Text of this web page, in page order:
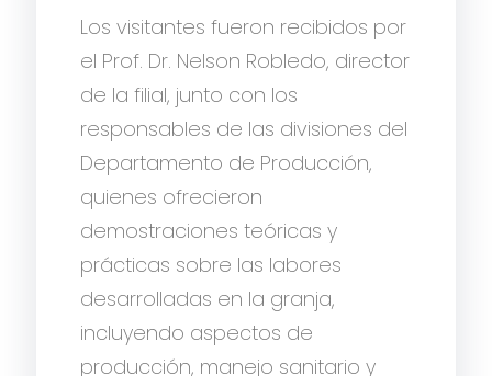
Los visitantes fueron recibidos por
el Prof. Dr. Nelson Robledo, director
de la filial, junto con los
responsables de las divisiones del
Departamento de Producción,
quienes ofrecieron
demostraciones teóricas y
prácticas sobre las labores
desarrolladas en la granja,
incluyendo aspectos de
producción, manejo sanitario y